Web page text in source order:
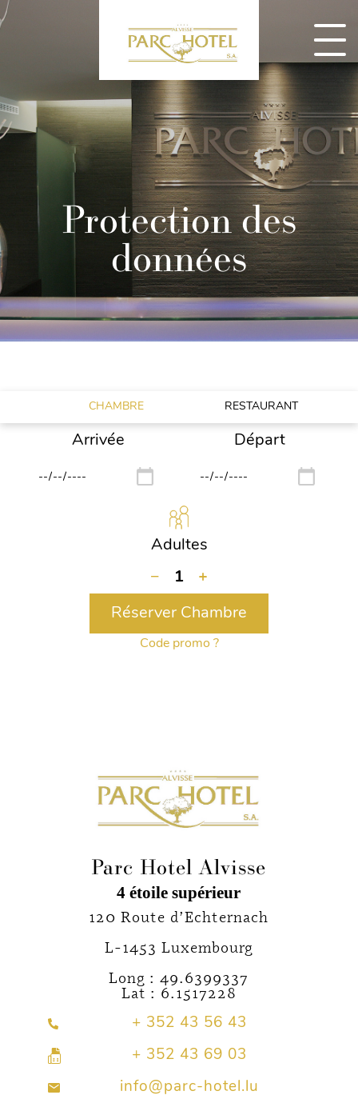
CONSULTEZ NOS MENUS ET RÉSERVEZ DÈS
Protection des
données
Arrivée Départ
Adultes
−
1 +
Réserver Chambre
Code promo ?
CHAMBRE RESTAURANT
Parc Hotel Alvisse
4 étoile supérieur
120 Route d’Echternach
L-1453 Luxembourg
Long : 49.6399337
Lat : 6.1517228
+ 352 43 56 43
+ 352 43 69 03
info@parc-hotel.lu